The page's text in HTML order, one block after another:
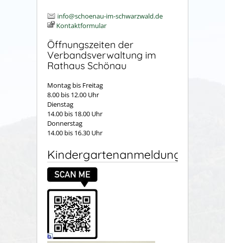
info@schoenau-im-schwarzwald.de
Kontaktformular
Öffnungszeiten der
Verbandsverwaltung im
Rathaus Schönau
Montag bis Freitag
8.00 bis 12.00 Uhr
Dienstag
14.00 bis 18.00 Uhr
Donnerstag
14.00 bis 16.30 Uhr
Kindergartenanmeldung